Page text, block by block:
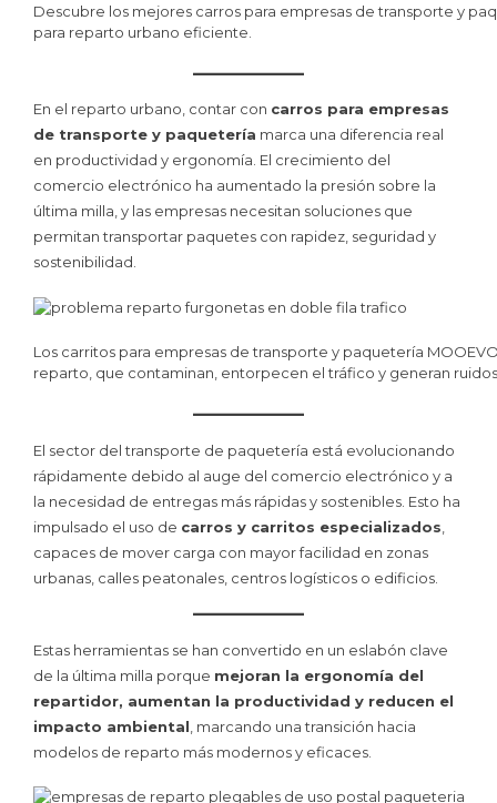
Descubre los mejores carros para empresas de transporte y
para reparto urbano eficiente.
En el reparto urbano, contar con carros para empresas
de transporte y paquetería marca una diferencia real
en productividad y ergonomía. El crecimiento del
comercio electrónico ha aumentado la presión sobre la
última milla, y las empresas necesitan soluciones que
permitan transportar paquetes con rapidez, seguridad y
sostenibilidad.
Los carritos para empresas de transporte y paquetería
reparto, que contaminan, entorpecen el tráfico y generan
El sector del transporte de paquetería está evolucionando
rápidamente debido al auge del comercio electrónico y a
la necesidad de entregas más rápidas y sostenibles. Esto ha
impulsado el uso de carros y carritos especializados
capaces de mover carga con mayor facilidad en zonas
urbanas, calles peatonales, centros logísticos o edificios.
Estas herramientas se han convertido en un eslabón clave
de la última milla porque mejoran la ergonomía del
repartidor, aumentan la productividad y reducen el
impacto ambiental , marcando una transición hacia
modelos de reparto más modernos y eficaces.